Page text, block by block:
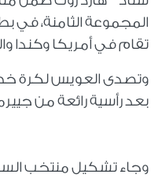
تقام في أمريكا وكندا
وتصدى العويس لكرة
بعد رأسية رائعة من
وجاء تشكيل منتخب